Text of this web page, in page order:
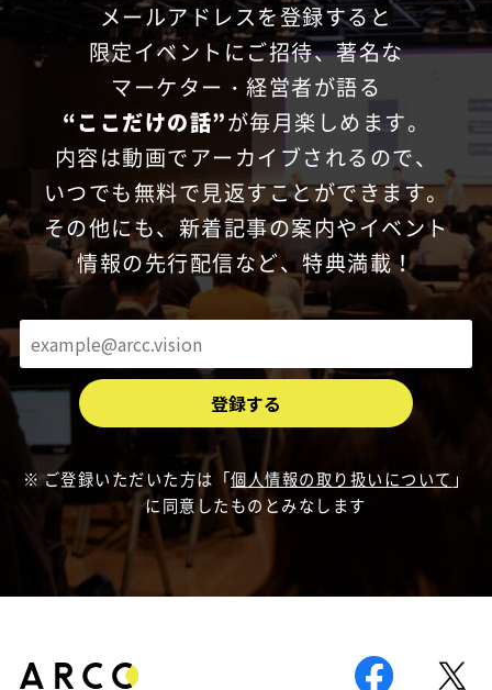
メールアドレスを登録すると
限定イベントにご招待、著名な
マーケター・経営者が語る
“ここだけの話”が毎月楽しめます。
内容は動画でアーカイブされるので、
いつでも無料で見返すことができます。
その他にも、新着記事の案内やイベント
情報の先行配信など、特典満載！
ご登録いただいた方は「個人情報の取り扱いについて 」
に同意したものとみなします